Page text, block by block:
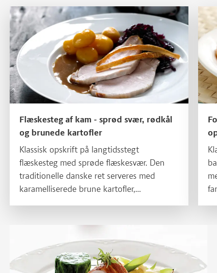
Læs mere om Flæskesteg af kam - sprød svær, rødkål og
Flæskesteg af kam - sprød svær, rødkål
og brunede kartofler
Klassisk opskrift på langtidsstegt
flæskesteg med sprøde flæskesvær. Den
traditionelle danske ret serveres med
karamelliserede brune kartofler,